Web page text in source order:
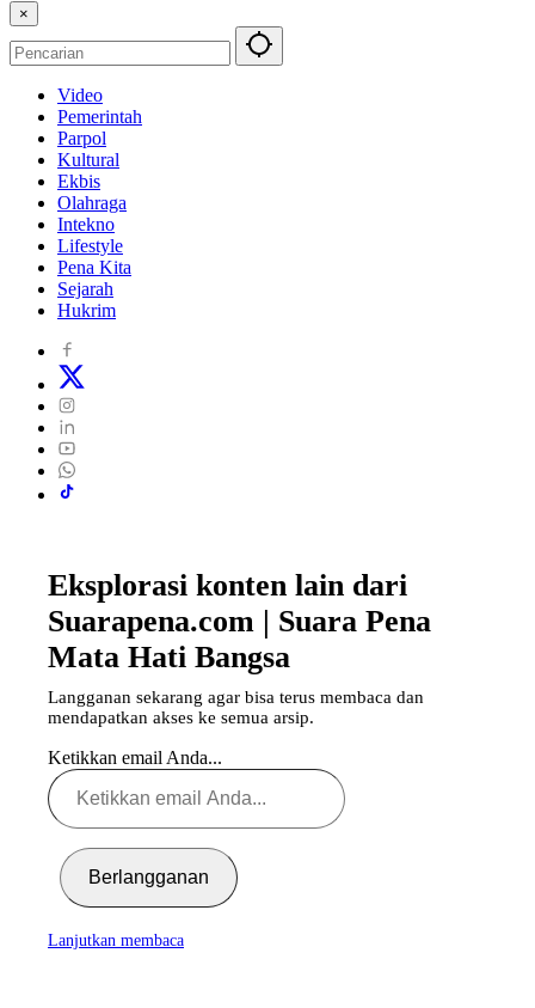
×
Video
Pemerintah
Parpol
Kultural
Ekbis
Olahraga
Intekno
Lifestyle
Pena Kita
Sejarah
Hukrim
Eksplorasi konten lain dari
Suarapena.com | Suara Pena
Mata Hati Bangsa
Langganan sekarang agar bisa terus membaca dan
mendapatkan akses ke semua arsip.
Ketikkan email Anda...
Berlangganan
Lanjutkan membaca